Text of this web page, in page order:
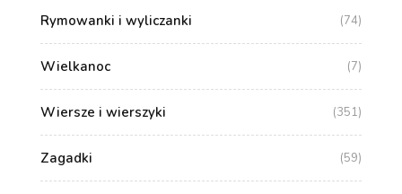
Rymowanki i wyliczanki (74)
Wielkanoc (7)
Wiersze i wierszyki (351)
Zagadki (59)